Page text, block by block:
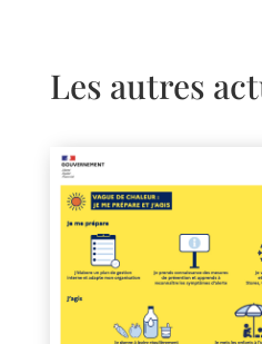
Les autres